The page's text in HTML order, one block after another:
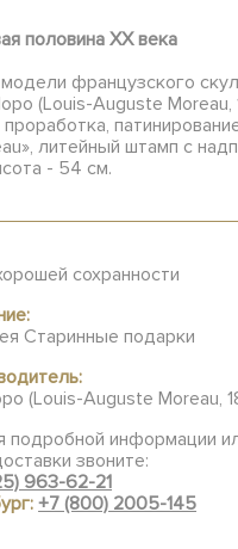
половина ХХ века
французского
(Louis-Auguste Moreau,
литейный штамп с
- 54 см.
сохранности
Старинные подарки
(Louis-Auguste Moreau,
подробной информации
звоните:
963-62-21
+7 (800) 2005-145